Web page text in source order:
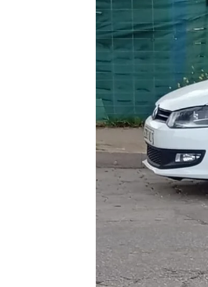
ACTUALIDAD
X CONGRESO
EQUIPO
MENORCA
PONENCIA DE
ESTATUTOS
PONENCIA DE